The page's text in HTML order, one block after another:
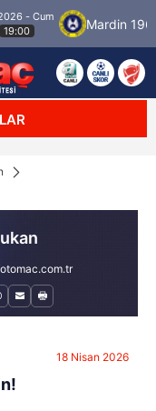
- Cum
Mardin 1969
18 Nisan 2026